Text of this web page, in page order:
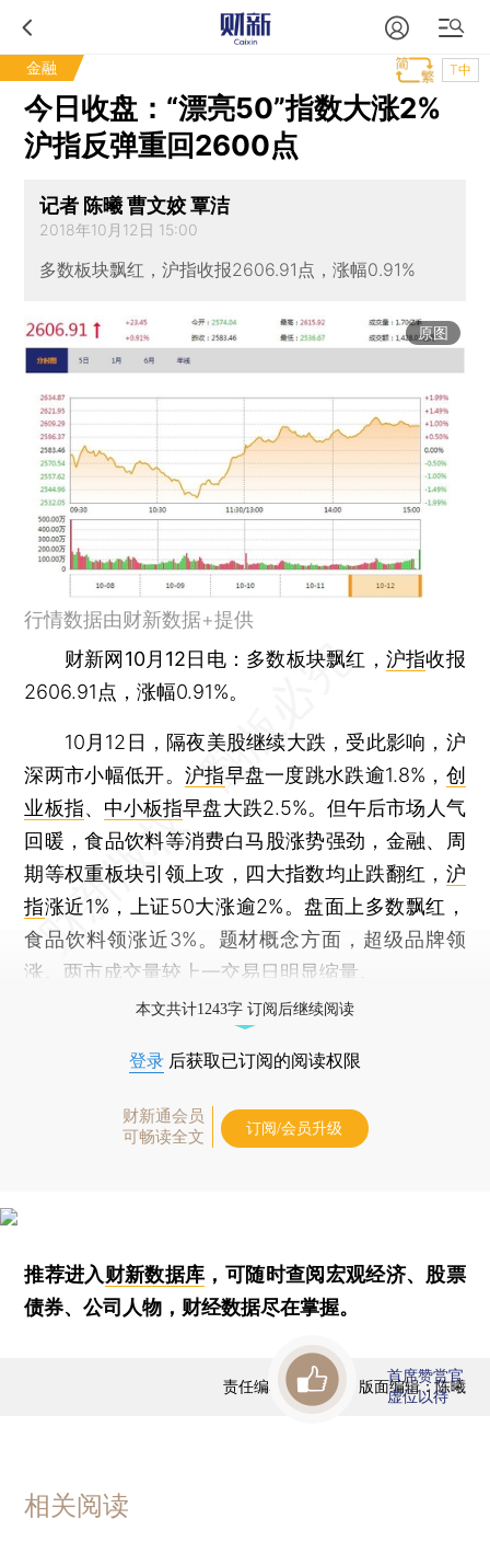
金融 T中
今日收盘：“漂亮50”指数大涨2%
沪指反弹重回2600点
记者 陈曦 曹文姣 覃洁
2018年10月12日 15:00
多数板块飘红，沪指收报2606.91点，涨幅0.91%
原图
行情数据由财新数据+提供
财新网10月12日电：多数板块飘红， 沪指收报
2606.91点，涨幅0.91%。
10月12日，隔夜美股继续大跌，受此影响，沪
深两市小幅低开。 沪指早盘一度跳水跌逾1.8%， 创
业板指、 中小板指早盘大跌2.5%。但午后市场人气
回暖，食品饮料等消费白马股涨势强劲，金融、周
期等权重板块引领上攻，四大指数均止跌翻红， 沪
指涨近1%，上证50大涨逾2%。盘面上多数飘红，
食品饮料领涨近3%。题材概念方面，超级品牌领
涨。两市成交量较上一交易日明显缩量。
本文共计1243字 订阅后继续阅读
登录 后获取已订阅的阅读权限
财新通会员
可畅读全文
订阅/会员升级
推荐进入财新数据库 ，可随时查阅宏观经济、股票
债券、公司人物，财经数据尽在掌握。
责任编辑：曹文姣 | 版面编辑：陈曦
首席赞赏官
虚位以待
相关阅读